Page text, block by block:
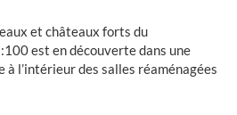
et châteaux forts du
est en découverte dans une
l’intérieur des salles réaménagées